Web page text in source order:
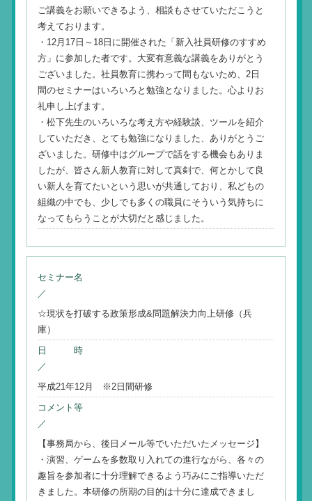
ご講義をお願いできるよう、相談もさせていただこうと
考えております。
・12月17日～18日に開催された「新入社員研修のすすめ
方」に参加した者です。大変有意義な講義をありがとう
ございました。社員教育に携わって間もないため、2日
間のセミナーはいろいろと勉強となりました。心よりお
礼申し上げます。
・松下先生のいろいろな考え方や経験談、ツールを紹介
していただき、とても勉強になりました、ありがとうご
ざいました。研修中はグループで話をする機会もありま
したが、皆さん新人教育に対して真剣で、何とかして良
い新人を育てたいという思いが共通しており、私どもの
組織の中でも、少しでも多くの職員にそういう気持ちに
なってもらうことが大切だと感じました。
セミナー名
／
☆現状を打破する政策形成&問題解決力向上研修（兵
庫）
日 時
／
平成21年12月 ※2日間研修
コメント等
／
【事務局から、後日メール等でいただいたメッセージ】
・演習、ゲームを多数取り入れての進行ながら、各々の
趣旨を参加者に十分理解できるよう巧みにご指導いただ
きました。本研修の所期の目的は十分に達成できまし